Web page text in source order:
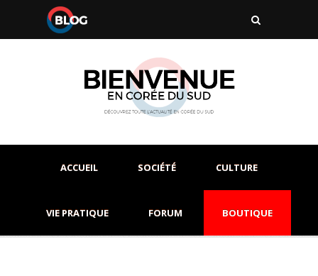
ACCUEIL SOCIÉTÉ CULTURE
VIE PRATIQUE FORUM BOUTIQUE